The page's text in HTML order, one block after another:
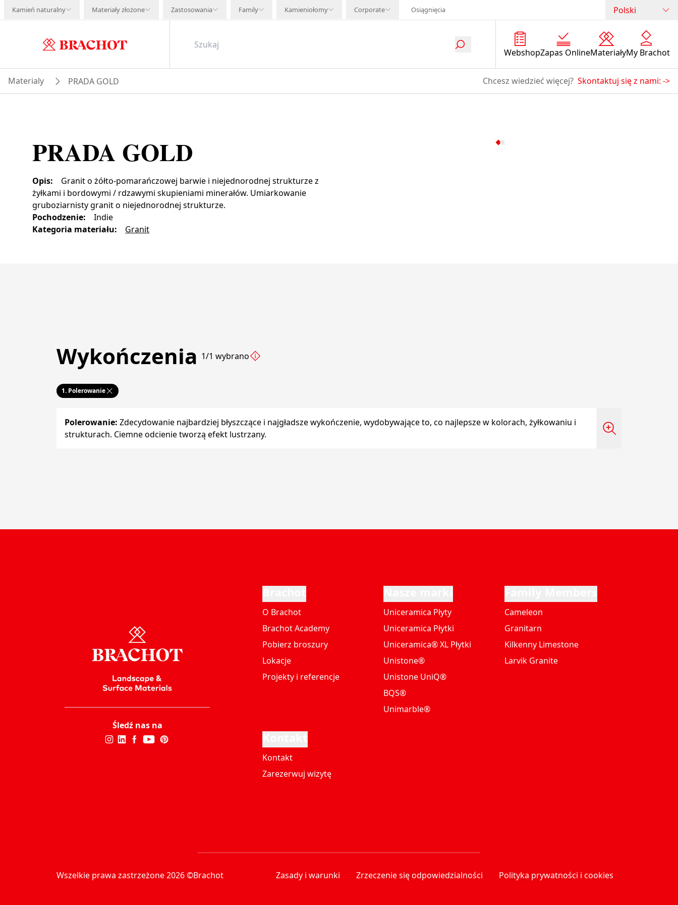
Kamień naturalny Materiały złożone Zastosowania Family Kamieniołomy Corporate Osiągnięcia Polski
WebshopZapas OnlineMateriałyMy Brachot
Materialy PRADA GOLD Chcesz wiedzieć więcej? Skontaktuj się z nami: ->
PRADA GOLD
Opis:
Granit o żółto-pomarańczowej barwie i niejednorodnej strukturze z
żyłkami i bordowymi / rdzawymi skupieniami minerałów. Umiarkowanie
gruboziarnisty granit o niejednorodnej strukturze.
Pochodzenie:
Indie
Kategoria materiału: Granit
Wykończenia 1/1 wybrano
1. Polerowanie
Polerowanie: Zdecydowanie najbardziej błyszczące i najgładsze wykończenie, wydobywające to, co najlepsze w kolorach, żyłkowaniu i
strukturach. Ciemne odcienie tworzą efekt lustrzany.
Śledź nas na
O Brachot
Brachot Academy
Pobierz broszury
Lokacje
Projekty i referencje
Uniceramica Płyty
Uniceramica Płytki
Uniceramica® XL Płytki
Unistone®
Unistone UniQ®
BQS®
Unimarble®
Cameleon
Granitarn
Kilkenny Limestone
Larvik Granite
Kontakt
Zarezerwuj wizytę
Wszelkie prawa zastrzeżone 2026 ©Brachot Zasady i warunki Zrzeczenie się odpowiedzialności Polityka prywatności i cookies